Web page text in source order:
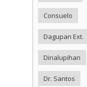
Consuelo
Dagupan Ext.
Dinalupihan
Dr. Santos